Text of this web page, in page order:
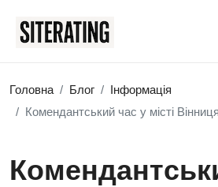
Головна Блог
Інформація
Комендантський час у місті